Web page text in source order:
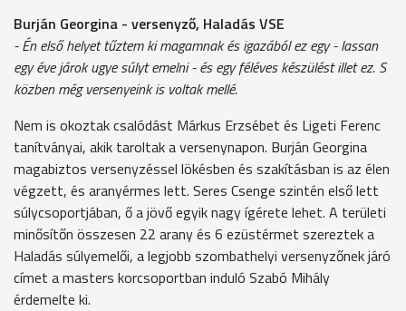
Burján Georgina - versenyző, Haladás VSE
- Én első helyet tűztem ki magamnak és igazából ez egy - lassan
egy éve járok ugye súlyt emelni - és egy féléves készülést illet ez. S
közben még versenyeink is voltak mellé.
Nem is okoztak csalódást Márkus Erzsébet és Ligeti Ferenc
tanítványai, akik taroltak a versenynapon. Burján Georgina
magabiztos versenyzéssel lökésben és szakításban is az élen
végzett, és aranyérmes lett. Seres Csenge szintén első lett
súlycsoportjában, ő a jövő egyik nagy ígérete lehet. A területi
minősítőn összesen 22 arany és 6 ezüstérmet szereztek a
Haladás súlyemelői, a legjobb szombathelyi versenyzőnek járó
címet a masters korcsoportban induló Szabó Mihály
érdemelte ki.